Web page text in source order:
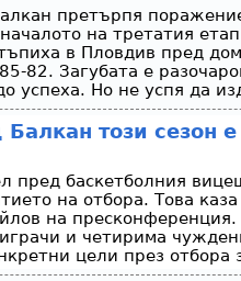
претърпя
на третатия
в Пловдив пред
82. Загубата е
успеха. Но не успя да
този сезон
пред баскетболния
на отбора. Това
на
и четирима
цели през отбора